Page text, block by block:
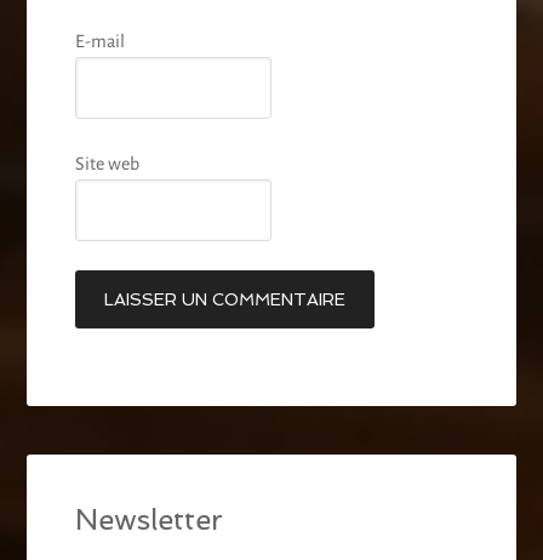
E-mail
Site web
Newsletter